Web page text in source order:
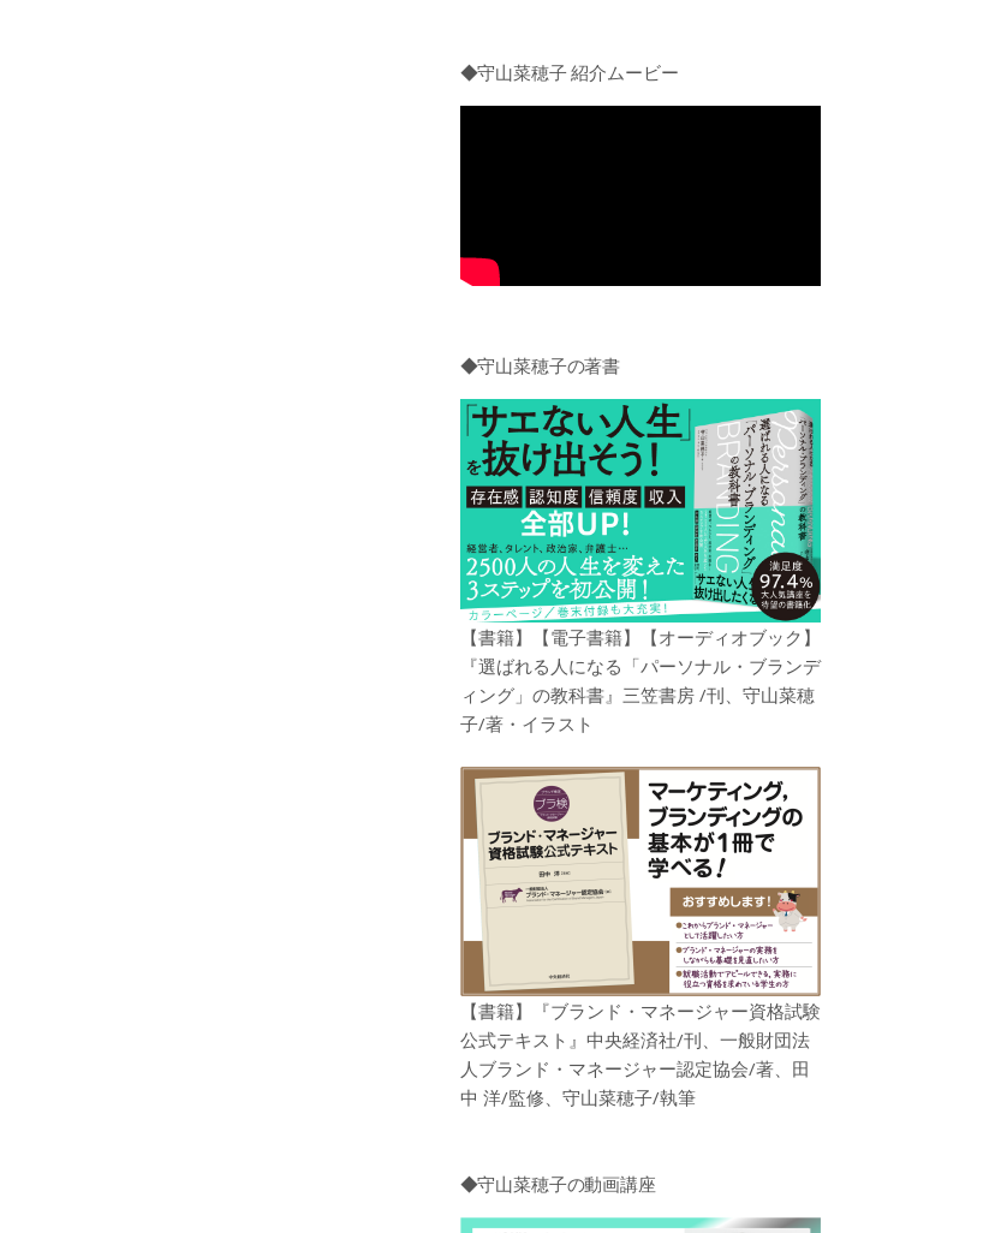
◆守山菜穂子 紹介ムービー
◆守山菜穂子の著書
【書籍】【電子書籍】【オーディオブック】
『選ばれる人になる「パーソナル・ブランデ
ィング」の教科書』三笠書房 /刊、守山菜穂
子/著・イラスト
【書籍】『ブランド・マネージャー資格試験
公式テキスト』中央経済社/刊、一般財団法
人ブランド・マネージャー認定協会/著、田
中 洋/監修、守山菜穂子/執筆
◆守山菜穂子の動画講座